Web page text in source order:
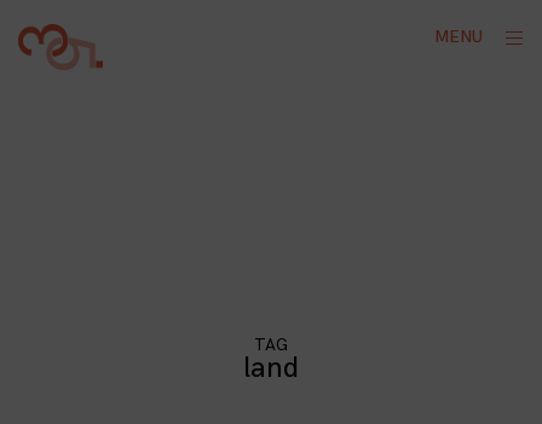
content
MENU
TAG
land